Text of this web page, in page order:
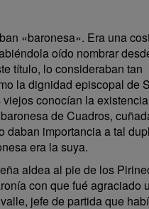
«baronesa». Era una
oído nombrar
título, lo consideraban tan
la dignidad episcopal de
viejos conocían la
de Cuadros,
daban importancia a tal
era la suya.
aldea al pie de los
con que fué agraciado
jefe de partida que